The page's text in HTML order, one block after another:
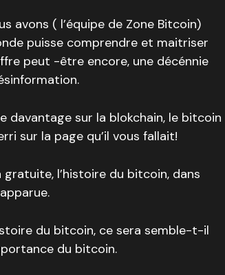
avons ( l’équipe de Zone Bitcoin)
puisse comprendre et maitriser
peut -être encore, une décénnie
davantage sur la blokchain, le bitcoin
sur la page qu’il vous fallait!
l’histoire du bitcoin, dans
du bitcoin, ce sera semble-t-il
du bitcoin.